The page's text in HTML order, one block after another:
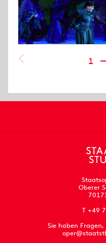
1
Oberer
T +49
Sie haben